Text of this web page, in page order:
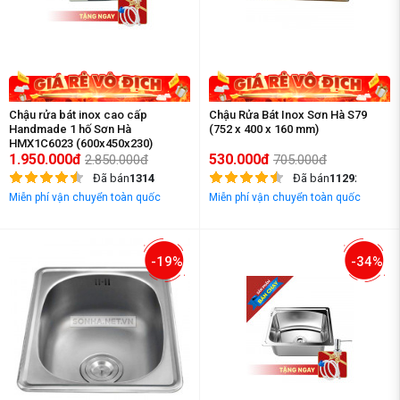
Chậu rửa bát inox cao cấp
Handmade 1 hố Sơn Hà
HMX1C6023 (600x450x230)
1.950.000đ 2.850.000đ
Đã bán1314
Miễn phí vận chuyển toàn quốc
Chậu Rửa Bát Inox Sơn Hà S79
(752 x 400 x 160 mm)
530.000đ 705.000đ
Đã bán11292
Miễn phí vận chuyển toàn quốc
-19% -34%